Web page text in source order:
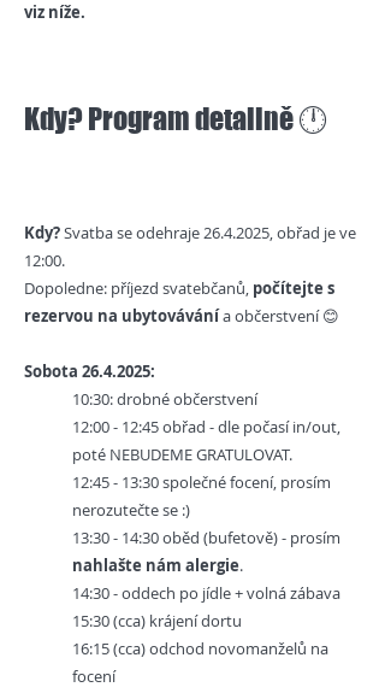
viz níže.
Kdy? Program detailně 🕛
Kdy?Svatba se odehraje26.4.2025, obřad je ve
12:00.
Dopoledne: příjezd svatebčanů, počítejte s
rezervou na ubytovávánía občerstvení 😊
Sobota 26.4.2025:
10:30: drobné občerstvení
12:00 - 12:45 obřad - dle počasí in/out,
poté NEBUDEME GRATULOVAT.
12:45 - 13:30 společné focení, prosím
nerozutečte se :)
13:30 - 14:30 oběd (bufetově) - prosím
nahlašte nám alergie.
14:30 - oddech po jídle + volná zábava
15:30 (cca) krájení dortu
16:15 (cca) odchod novomanželů na
focení